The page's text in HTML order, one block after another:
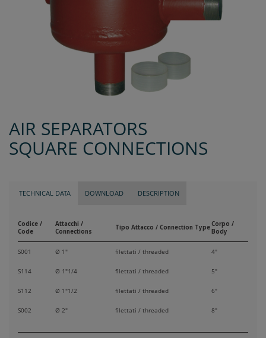
AIR SEPARATORS
SQUARE CONNECTIONS
TECHNICAL DATA DOWNLOAD DESCRIPTION
Codice /
Code
Attacchi /
Connections
Tipo Attacco / Connection TypeCorpo /
Body
S001 Ø 1" filettati / threaded 4"
S114 Ø 1"1/4 filettati / threaded 5"
S112 Ø 1"1/2 filettati / threaded 6"
S002 Ø 2" filettati / threaded 8"